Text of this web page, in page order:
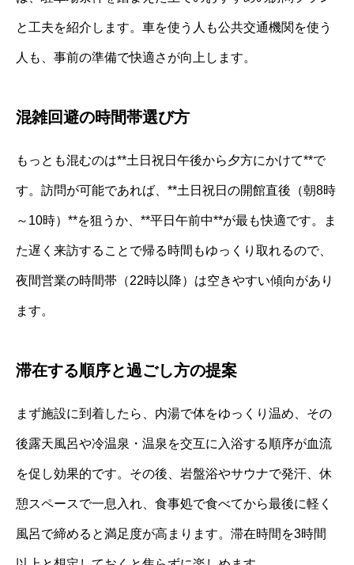
と工夫を紹介します。車を使う人も公共交通機関を使う
人も、事前の準備で快適さが向上します。
混雑回避の時間帯選び方
もっとも混むのは**土日祝日午後から夕方にかけて**で
す。訪問が可能であれば、**土日祝日の開館直後（朝8時
～10時）**を狙うか、**平日午前中**が最も快適です。ま
た遅く来訪することで帰る時間もゆっくり取れるので、
夜間営業の時間帯（22時以降）は空きやすい傾向があり
ます。
滞在する順序と過ごし方の提案
まず施設に到着したら、内湯で体をゆっくり温め、その
後露天風呂や冷温泉・温泉を交互に入浴する順序が血流
を促し効果的です。その後、岩盤浴やサウナで発汗、休
憩スペースで一息入れ、食事処で食べてから最後に軽く
風呂で締めると満足度が高まります。滞在時間を3時間